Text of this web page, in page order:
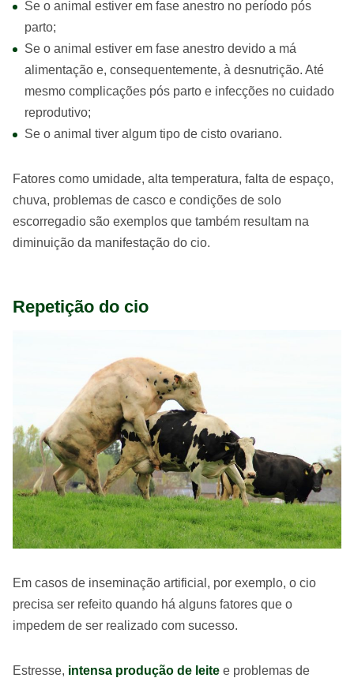
Se o animal estiver em fase anestro no período pós
parto;
Se o animal estiver em fase anestro devido a má
alimentação e, consequentemente, à desnutrição. Até
mesmo complicações pós parto e infecções no cuidado
reprodutivo;
Se o animal tiver algum tipo de cisto ovariano.
Fatores como umidade, alta temperatura, falta de espaço,
chuva, problemas de casco e condições de solo
escorregadio são exemplos que também resultam na
diminuição da manifestação do cio.
Repetição do cio
Em casos de inseminação artificial, por exemplo, o cio
precisa ser refeito quando há alguns fatores que o
impedem de ser realizado com sucesso.
Estresse, intensa produção de leite e problemas de